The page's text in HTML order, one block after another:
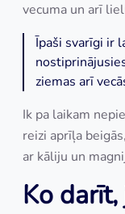
vecuma un arī
Īpaši svarīgi ir
ziemas arī
Ik pa laikam
reizi aprīļa
ar kāliju un
Ko